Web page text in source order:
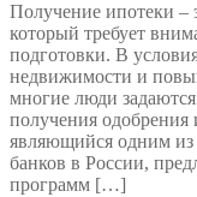
Получение ипотеки –
который требует
подготовки. В
недвижимости и
многие люди
получения одобрения
являющийся одним
банков в России,
программ […]